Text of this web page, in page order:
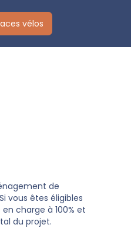
vélos
de
vous êtes éligibles
charge à 100% et
du projet.